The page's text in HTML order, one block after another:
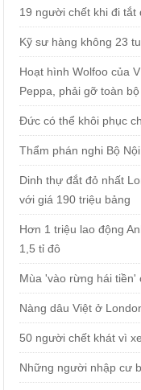
19 người chết khi đi tắt
Kỹ sư hàng không 23
Hoạt hình Wolfoo của
Peppa, phải gỡ toàn
Đức có thể khôi phục
Thẩm phán nghi Bộ
Dinh thự đắt đỏ nhất
với giá 190 triệu bảng
Hơn 1 triệu lao động
1,5 tỉ đô
Mùa 'vào rừng hái tiền'
Nàng dâu Việt ở
50 người chết khát vì
Những người nhập cư